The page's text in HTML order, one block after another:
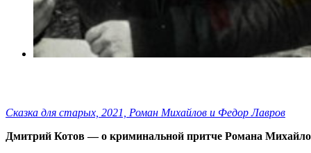
Сказка для старых, 2021, Роман Михайлов и Федор Лавров
Дмитрий Котов — о криминальной притче Романа